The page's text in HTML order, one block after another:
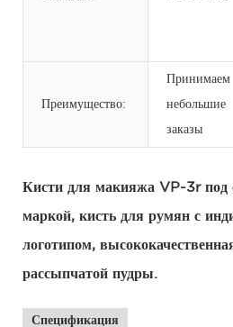
Преимущество:
Принимаем
небольшие
заказы
Кисти для макияжа VP-3r под
маркой, кисть для румян с
логотипом,
рассыпчатой ​​пудры.
Спецификация